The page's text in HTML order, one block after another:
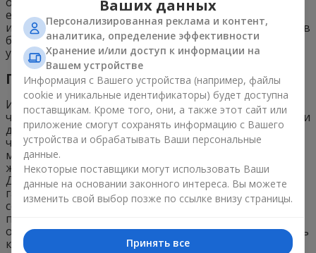
естественный блеск, предотвращает облысение и
избавляет от перхоти. Также это средство помогает в
борьбе с растяжками после беременности и
укрепляет ногтевые пластины.
Применение в быту
Из-за своего резкого пряного аромата чернушку
часто используют в быту, как средство против моли и
других насекомых. Если ночью положить веточку
чернушки дома, то это может спасти вас от комаров,
майских жуков, мотыльков и прочей нежелательной
живности. Нигеллу часто используют и в кулинарии.
Добавить немного семян всегда можно в плов, суп,
гарнир или посыпать ими главное блюдо. Главное
соблюдать дозировку и при должном подходе они
придадут любой еде новые, необычные вкусовые
оттенки. Экстракт из семян может простимулировать
к росту другие виды ваших комнатных растений.
Ваших данных
Персонализированная реклама и контент,
аналитика, определение эффективности
Хранение и/или доступ к информации на
Вашем устройстве
Информация с Вашего устройства (например, файлы
cookie и уникальные идентификаторы) будет доступна
поставщикам. Кроме того, они, а также этот сайт или
приложение смогут сохранять информацию с Вашего
устройства и обрабатывать Ваши персональные
данные.
Некоторые поставщики могут использовать Ваши
данные на основании законного интереса. Вы можете
изменить свой выбор позже по ссылке внизу страницы.
Принять все